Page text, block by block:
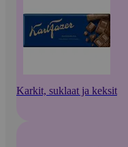
Karkit, suklaat ja keksit